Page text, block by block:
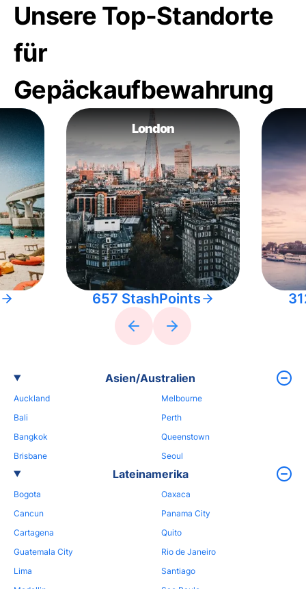
Unsere Top-Standorte
für
Gepäckaufbewahrung
London
657 StashPoints
Asien/Australien
Auckland
Bali
Bangkok
Brisbane
Melbourne
Perth
Queenstown
Seoul
Lateinamerika
Bogota
Cancun
Cartagena
Guatemala City
Lima
Oaxaca
Panama City
Quito
Rio de Janeiro
Santiago